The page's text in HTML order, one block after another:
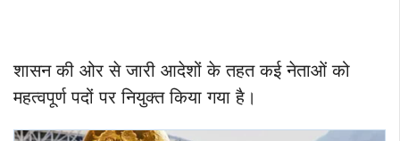
शासन की ओर से जारी आदेशों के तहत कई नेताओं को
महत्वपूर्ण पदों पर नियुक्त किया गया है।